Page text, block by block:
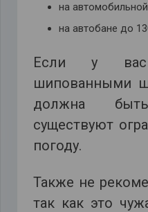
на
на автобане до
Если у
шипованными
должна
существуют
погоду.
Также не
так как это